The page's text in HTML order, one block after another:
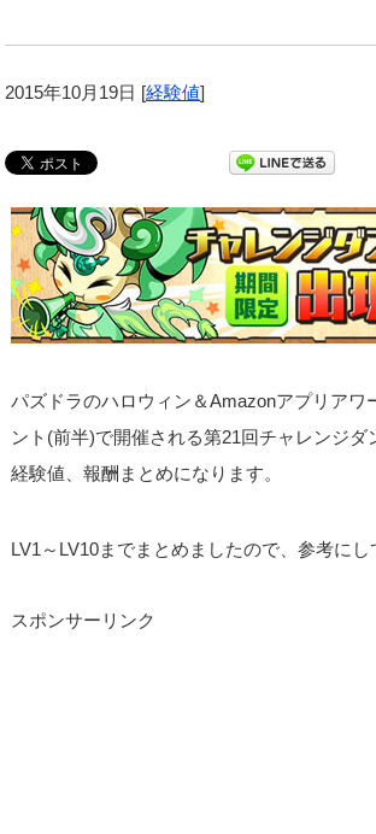
2015年10月19日 [経験値]
パズドラのハロウィン＆Amazonアプリアワ
ント(前半)で開催される第21回チャレンジダ
経験値、報酬まとめになります。
LV1～LV10までまとめましたので、参考に
スポンサーリンク